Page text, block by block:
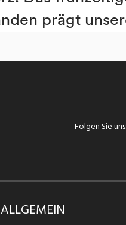
Folgen Sie uns
ALLGEMEIN